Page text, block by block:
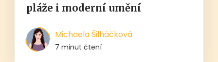
pláže i moderní umění
Michaela Šilháčková
7 minut čtení